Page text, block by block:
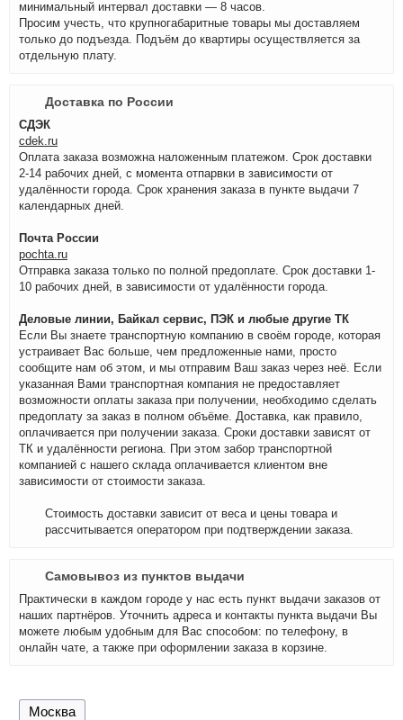
минимальный интервал доставки — 8 часов.
Просим учесть, что крупногабаритные товары мы доставляем
только до подъезда. Подъём до квартиры осуществляется за
отдельную плату.
Доставка по России
СДЭК
cdek.ru
Оплата заказа возможна наложенным платежом. Срок доставки
2-14 рабочих дней, с момента отпарвки в зависимости от
удалённости города. Срок хранения заказа в пункте выдачи 7
календарных дней.
Почта России
pochta.ru
Отправка заказа только по полной предоплате. Срок доставки 1-
10 рабочих дней, в зависимости от удалённости города.
Деловые линии, Байкал сервис, ПЭК и любые другие ТК
Если Вы знаете транспортную компанию в своём городе, которая
устраивает Вас больше, чем предложенные нами, просто
сообщите нам об этом, и мы отправим Ваш заказ через неё. Если
указанная Вами транспортная компания не предоставляет
возможности оплаты заказа при получении, необходимо сделать
предоплату за заказ в полном объёме. Доставка, как правило,
оплачивается при получении заказа. Сроки доставки зависят от
ТК и удалённости региона. При этом забор транспортной
компанией с нашего склада оплачивается клиентом вне
зависимости от стоимости заказа.
Стоимость доставки зависит от веса и цены товара и
рассчитывается оператором при подтверждении заказа.
Самовывоз из пунктов выдачи
Практически в каждом городе у нас есть пункт выдачи заказов от
наших партнёров. Уточнить адреса и контакты пункта выдачи Вы
можете любым удобным для Вас способом: по телефону, в
онлайн чате, а также при оформлении заказа в корзине.
Москва